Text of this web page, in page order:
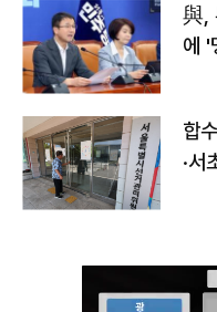
與,
에 '
합
·서